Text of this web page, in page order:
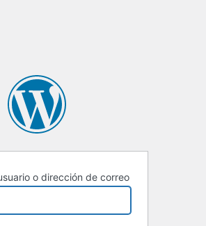
o dirección de correo